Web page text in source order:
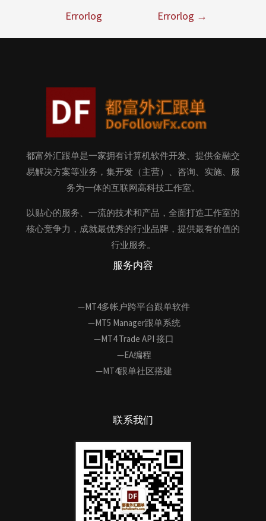
Errorlog
Errorlog →
都富外汇跟单是一家拥有计算机软件开发、提供金融交
易解决方案等业务，集开发（主营）、咨询、实施、服
务为一体的互联网高科技工作室。
以贴心的服务、一流的技术和产品，全面打造工作室的
核心竞争力，成就最优秀的行业品牌，提供最有价值的
行业服务。
服务内容
—MT4多帐户跨平台跟单软件
—MT5 Manager跟单系统
—MT4 Trade API 接口
—EA编程
—MT4跟单社区搭建
联系我们